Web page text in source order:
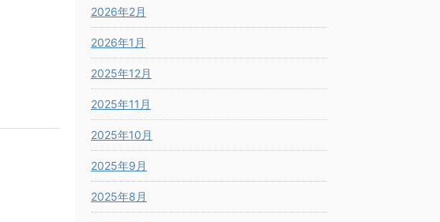
2026年2月
2026年1月
2025年12月
2025年11月
2025年10月
2025年9月
2025年8月